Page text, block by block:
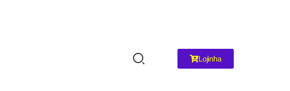
Lojinha